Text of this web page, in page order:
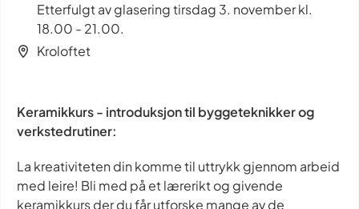
Etterfulgt av glasering tirsdag 3. november kl.
18.00 - 21.00.
Kroloftet
Keramikkurs - introduksjon til byggeteknikker og
verkstedrutiner:
La kreativiteten din komme til uttrykk gjennom arbeid
med leire! Bli med på et lærerikt og givende
keramikkurs der du får utforske mange av de